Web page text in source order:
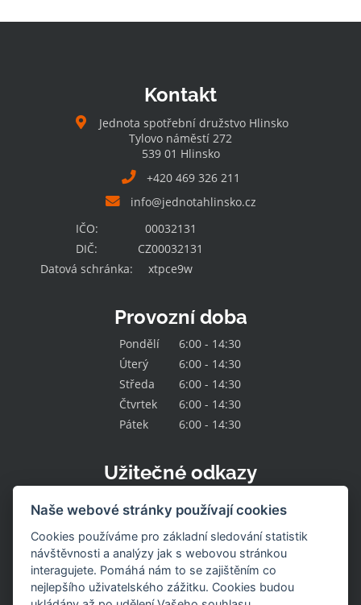
Kontakt
Jednota spotřební družstvo Hlinsko
Tylovo náměstí 272
539 01 Hlinsko
+420 469 326 211
info@jednotahlinsko.cz
IČO:
00032131
DIČ:
CZ00032131
Datová schránka:
xtpce9w
Provozní doba
Pondělí
6:00 - 14:30
Úterý
6:00 - 14:30
Středa
6:00 - 14:30
Čtvrtek
6:00 - 14:30
Pátek
6:00 - 14:30
Užitečné odkazy
O družstvu
Naše prodejny
Pracovní místa
Aktuality
Uzavřené prodejny
Naše webové stránky používají cookies
Cookies používáme pro základní sledování statistik
návštěvnosti a analýzy jak s webovou stránkou
interagujete. Pomáhá nám to se zajištěním co
nejlepšího uživatelského zážitku. Cookies budou